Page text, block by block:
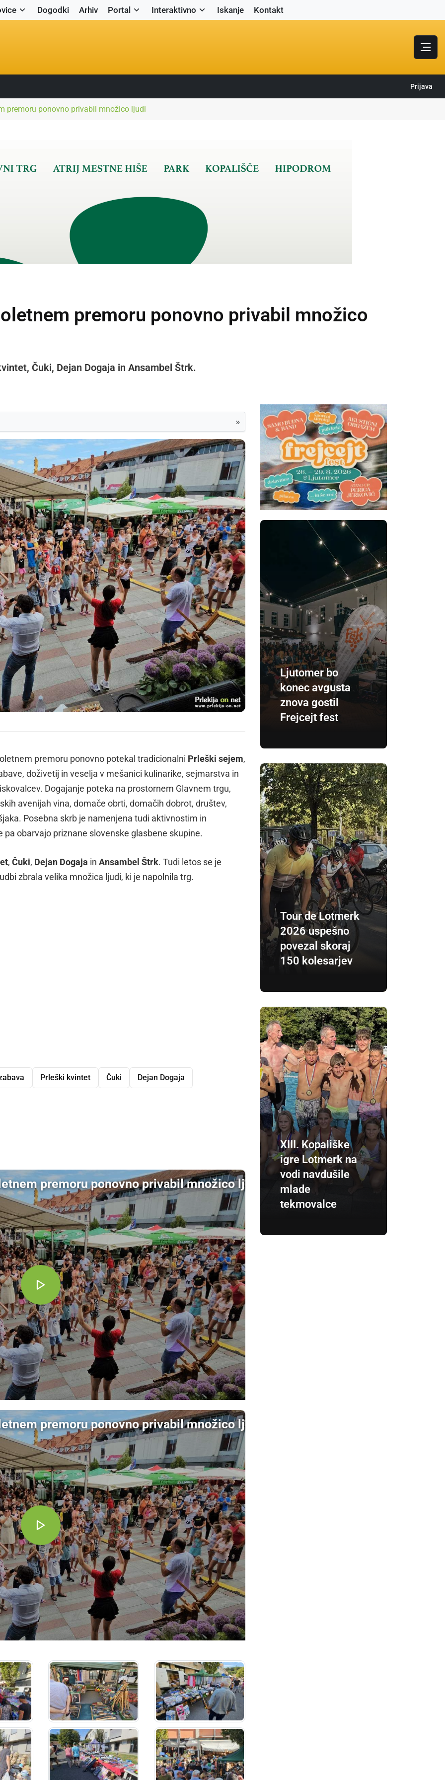
Dogodki Arhiv Portal Interaktivno Iskanje Kontakt
Prijava
premoru ponovno privabil množico ljudi
premoru ponovno privabil množico
Čuki, Dejan Dogaja in Ansambel Štrk.
»
premoru ponovno potekal tradicionalni Prleški sejem,
doživetij in veselja v mešanici kulinarike, sejmarstva in
Dogajanje poteka na prostornem Glavnem trgu,
avenijah vina, domače obrti, domačih dobrot, društev,
Posebna skrb je namenjena tudi aktivnostim in
pa obarvajo priznane slovenske glasbene skupine.
, Čuki, Dejan Dogaja in Ansambel Štrk. Tudi letos se je
zbrala velika množica ljudi, ki je napolnila trg.
Prleški kvintet Čuki Dejan Dogaja
premoru ponovno privabil množico ljudi
premoru ponovno privabil množico ljudi
Ljutomer bo
konec avgusta
znova gostil
Frejcejt fest
Tour de Lotmerk
2026 uspešno
povezal skoraj
150 kolesarjev
XIII. Kopališke
igre Lotmerk na
vodi navdušile
mlade
tekmovalce